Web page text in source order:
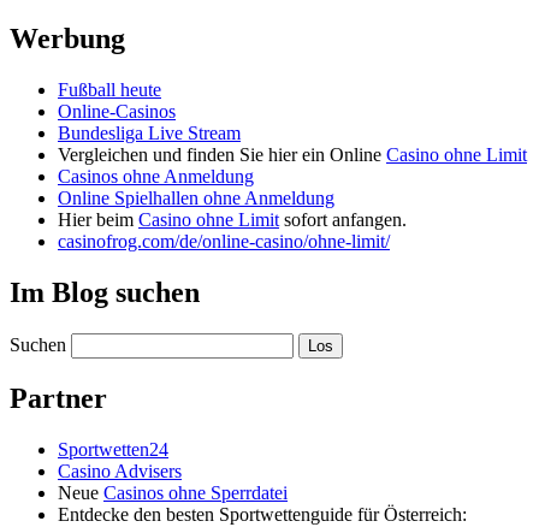
Werbung
Fußball heute
Online-Casinos
Bundesliga Live Stream
Vergleichen und finden Sie hier ein Online Casino ohne Limit
Casinos ohne Anmeldung
Online Spielhallen ohne Anmeldung
Hier beim Casino ohne Limit sofort anfangen.
casinofrog.com/de/online-casino/ohne-limit/
Im Blog suchen
Suchen
Partner
Sportwetten24
Casino Advisers
Neue Casinos ohne Sperrdatei
Entdecke den besten Sportwettenguide für Österreich: